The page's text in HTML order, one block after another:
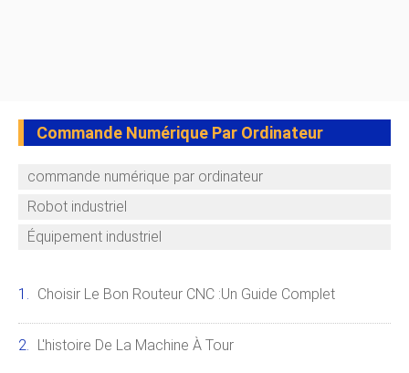
Commande Numérique Par Ordinateur
commande numérique par ordinateur
Robot industriel
Équipement industriel
Choisir Le Bon Routeur CNC :un Guide Complet
L'histoire De La Machine À Tour